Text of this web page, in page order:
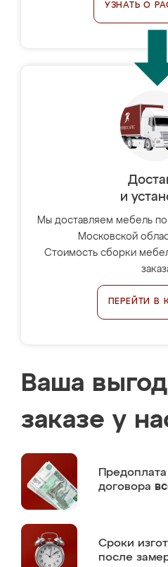
УЗНАТЬ О
и
Мы доставляем мебель
Московской
Стоимость сборки
ПЕРЕЙТИ В
Ваша
заказе у
Предоплата
договора
Сроки
после